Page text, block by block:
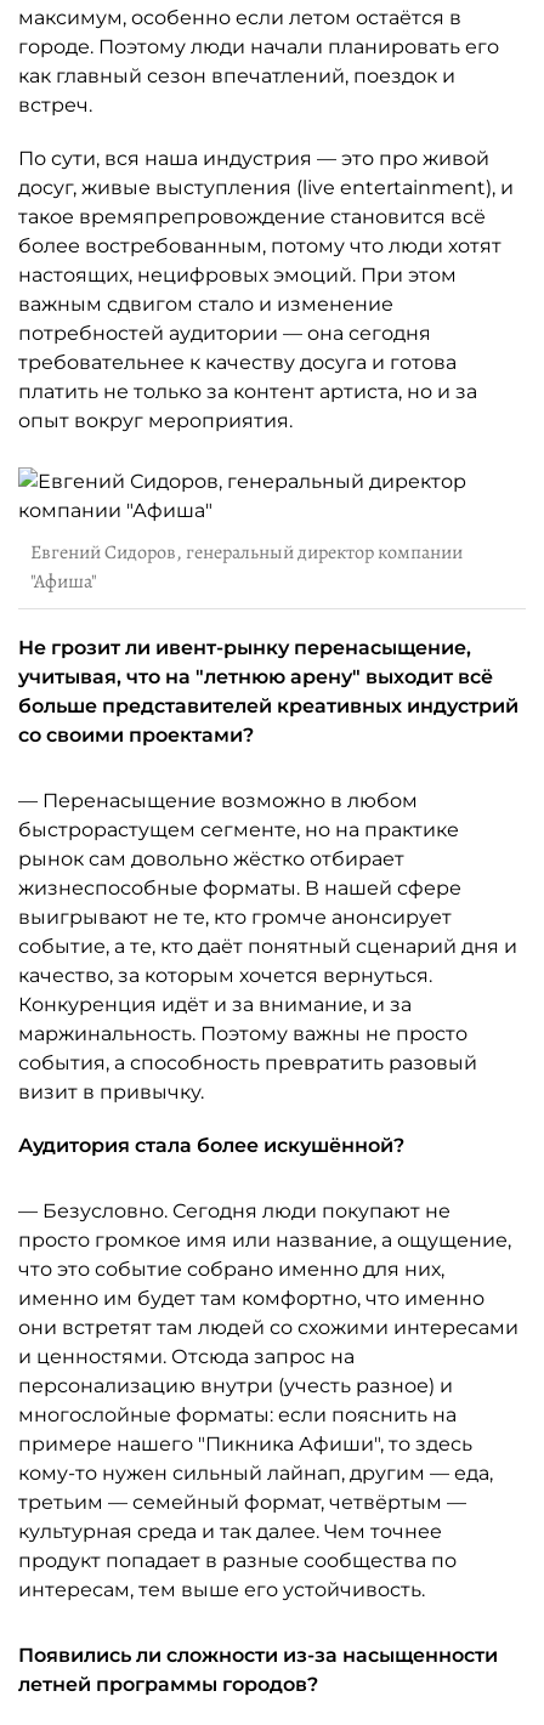
максимум, особенно если летом остаётся в
городе. Поэтому люди начали планировать его
как главный сезон впечатлений, поездок и
встреч.
По сути, вся наша индустрия — это про живой
досуг, живые выступления (live entertainment), и
такое времяпрепровождение становится всё
более востребованным, потому что люди хотят
настоящих, нецифровых эмоций. При этом
важным сдвигом стало и изменение
потребностей аудитории — она сегодня
требовательнее к качеству досуга и готова
платить не только за контент артиста, но и за
опыт вокруг мероприятия.
Евгений Сидоров, генеральный директор компании
"Афиша"
Не грозит ли ивент-рынку перенасыщение,
учитывая, что на "летнюю арену" выходит всё
больше представителей креативных индустрий
со своими проектами?
— Перенасыщение возможно в любом
быстрорастущем сегменте, но на практике
рынок сам довольно жёстко отбирает
жизнеспособные форматы. В нашей сфере
выигрывают не те, кто громче анонсирует
событие, а те, кто даёт понятный сценарий дня и
качество, за которым хочется вернуться.
Конкуренция идёт и за внимание, и за
маржинальность. Поэтому важны не просто
события, а способность превратить разовый
визит в привычку.
Аудитория стала более искушённой?
— Безусловно. Сегодня люди покупают не
просто громкое имя или название, а ощущение,
что это событие собрано именно для них,
именно им будет там комфортно, что именно
они встретят там людей со схожими интересами
и ценностями. Отсюда запрос на
персонализацию внутри (учесть разное) и
многослойные форматы: если пояснить на
примере нашего "Пикника Афиши", то здесь
кому-то нужен сильный лайнап, другим — еда,
третьим — семейный формат, четвёртым —
культурная среда и так далее. Чем точнее
продукт попадает в разные сообщества по
интересам, тем выше его устойчивость.
Появились ли сложности из-за насыщенности
летней программы городов?